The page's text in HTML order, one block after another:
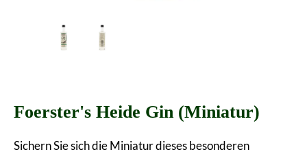
Foerster's Heide Gin (Miniatur)
Sichern Sie sich die Miniatur dieses besonderen